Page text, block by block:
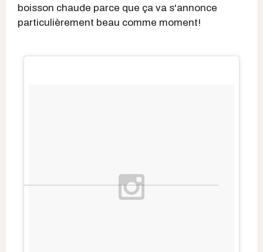
boisson chaude parce que ça va s'annonce
particulièrement beau comme moment!